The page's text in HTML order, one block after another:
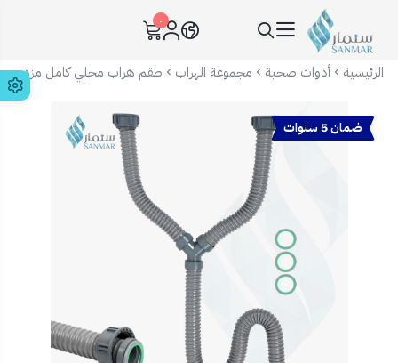
سنمار Sanmar
٠
الرئيسية أدوات صحية مجموعة الهراب طقم هراب مجلي كامل مزدوج
ضمان 5 سنوات